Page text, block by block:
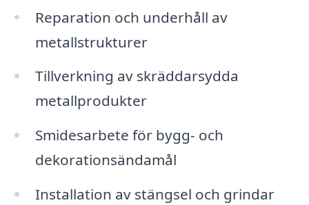
Reparation och underhåll av
metallstrukturer
Tillverkning av skräddarsydda
metallprodukter
Smidesarbete för bygg- och
dekorationsändamål
Installation av stängsel och grindar